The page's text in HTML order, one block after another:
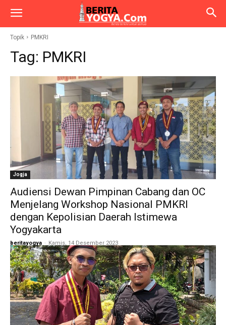
Topik PMKRI
Tag: PMKRI
Jogja
Audiensi Dewan Pimpinan Cabang dan OC
Menjelang Workshop Nasional PMKRI
dengan Kepolisian Daerah Istimewa
Yogyakarta
beritayogya - Kamis, 14 Desember 2023